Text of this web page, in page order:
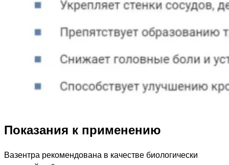
Показания к применению
Вазентра рекомендована в качестве биологически